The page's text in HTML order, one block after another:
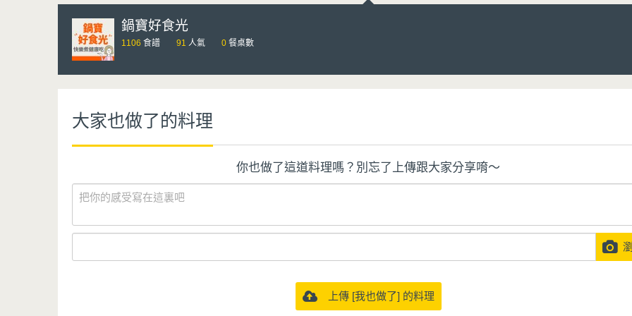
鍋寶好食光
1106 食譜 91 人氣 0 餐桌數
大家也做了的料理
你也做了這道料理嗎？別忘了上傳跟大家分享唷～
上傳 [我也做了] 的料理